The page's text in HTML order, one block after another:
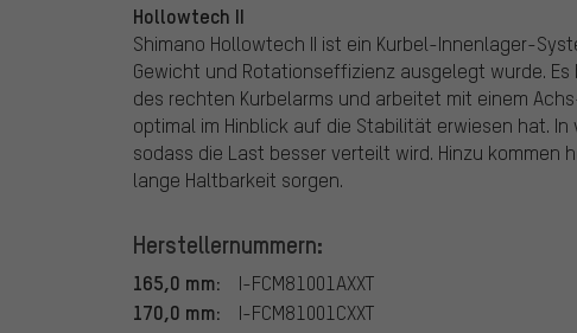
Hollowtech II
Shimano Hollowtech II ist ein Kurbel-Innenlager-
Gewicht und Rotationseffizienz ausgelegt wurde.
des rechten Kurbelarms und arbeitet mit einem
optimal im Hinblick auf die Stabilität erwiesen hat.
sodass die Last besser verteilt wird. Hinzu
lange Haltbarkeit sorgen.
Herstellernummern:
165,0 mm: I-FCM81001AXXT
170,0 mm: I-FCM81001CXXT